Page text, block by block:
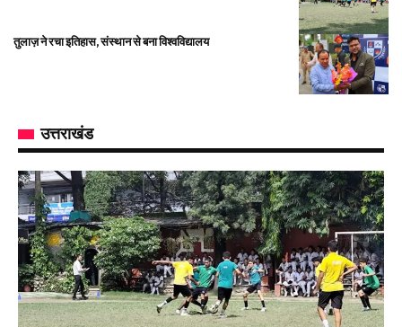
तुलाज़ ने रचा इतिहास, संस्थान से बना विश्वविद्यालय
उत्तराखंड